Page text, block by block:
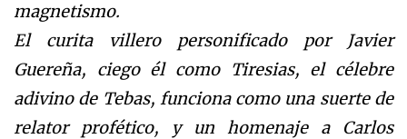
magnetismo.
El curita villero personificado por Javier
Guereña, ciego él como Tiresias, el célebre
adivino de Tebas, funciona como una suerte de
relator profético, y un homenaje a Carlos